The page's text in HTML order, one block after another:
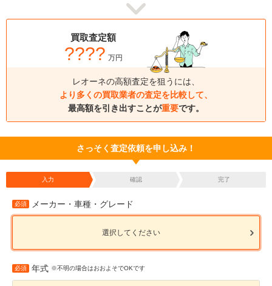
買取査定額
???? 万円
レオーネの高額査定を狙うには、
より多くの買取業者の査定を比較して、
最高額を引き出すことが重要です。
さっそく査定依頼を申し込み！
入力 確認 完了
必須 メーカー・車種・グレード
選択してください
必須 年式 ※不明の場合はおおよそでOKです